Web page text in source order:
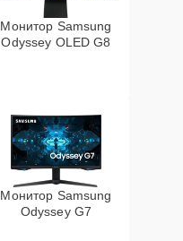
Монитор Samsung
Odyssey OLED G8
Монитор Samsung
Odyssey G7